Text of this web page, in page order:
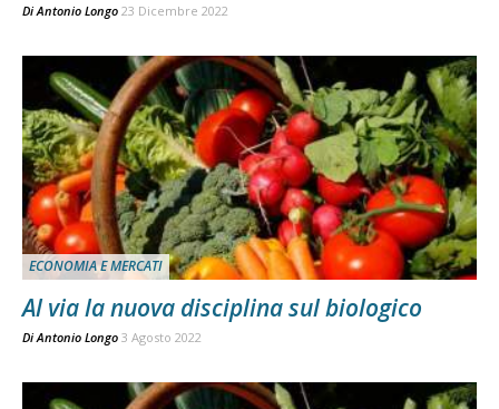
Di Antonio Longo 23 Dicembre 2022
ECONOMIA E MERCATI
Al via la nuova disciplina sul biologico
DiAntonio Longo 3 Agosto 2022